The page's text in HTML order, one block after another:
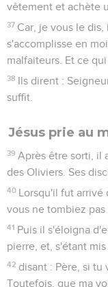
vêtement et achète
37 Car, je vous le
s'accomplisse en
malfaiteurs. Et ce
38 Ils dirent :
suffit.
Jésus prie au
39 Après être sorti, il
des Oliviers. Ses
40 Lorsqu'il fut arrivé
vous ne tombiez pas
41 Puis il s'éloigna
pierre, et, s'étant
42 disant : Père, si
Toutefois, que ma